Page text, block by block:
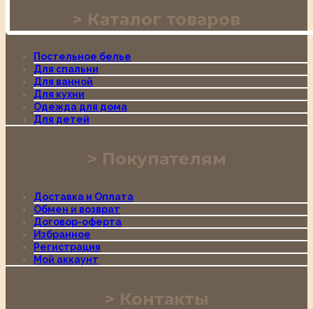
Каталог товаров
Постельное белье
Для спальни
Для ванной
Для кухни
Одежда для дома
Для детей
Покупателям
Доставка и Оплата
Обмен и возврат
Договор-оферта
Избранное
Регистрация
Мой аккаунт
Контакты